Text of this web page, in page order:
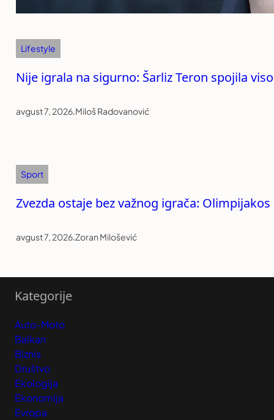
Lifestyle
Nije igrala na sigurno: Šarliz Teron spojila
avgust 7, 2026.Miloš Radovanović
Sport
Zvezda ostaje bez važnog igrača:
avgust 7, 2026.Zoran Milošević
Kategorije
Auto-Moto
Balkan
Biznis
Društvo
Ekologija
Ekonomija
Evropa